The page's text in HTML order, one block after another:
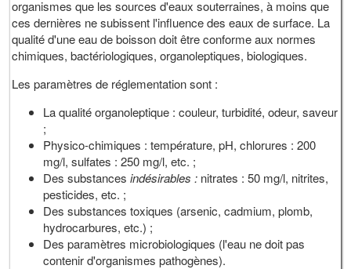
organismes que les sources d'eaux souterraines, à moins que
ces dernières ne subissent l'influence des eaux de surface. La
qualité d'une eau de boisson doit être conforme aux normes
chimiques, bactériologiques, organoleptiques, biologiques.
Les paramètres de réglementation sont :
La qualité organoleptique : couleur, turbidité, odeur, saveur
;
Physico-chimiques : température, pH, chlorures : 200
mg/l, sulfates : 250 mg/l, etc. ;
Des substancesindésirables : nitrates : 50 mg/l, nitrites,
pesticides, etc. ;
Des substances toxiques (arsenic, cadmium, plomb,
hydrocarbures, etc.) ;
Des paramètres microbiologiques (l'eau ne doit pas
contenir d'organismes pathogènes).